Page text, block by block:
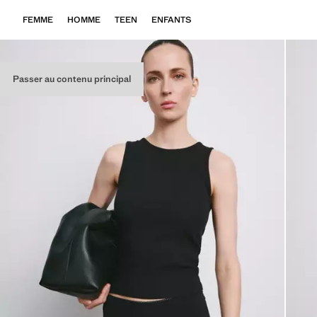
Passer au contenu principal
FEMME HOMME TEEN ENFANTS